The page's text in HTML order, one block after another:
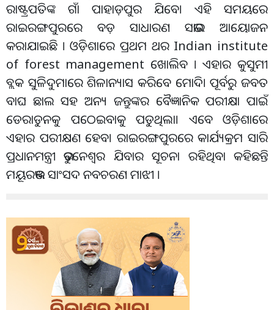
ରାଷ୍ଟ୍ରପତିଙ୍କ ଗାଁ ପାହାଡ଼ପୁର ଯିବେ। ଏହି ସମୟରେ
ରାଇରଙ୍ଗପୁରରେ ବଡ଼ ସାଧାରଣ ସଭାର ଆୟୋଜନ
କରାଯାଇଛି । ଓଡ଼ିଶାରେ ପ୍ରଥମ ଥର Indian institute
of forest management ଖୋଲିବ । ଏହାର କୁସୁମୀ
ବ୍ଲକ ସୁଳିଦୁମାରେ ଶିଳାନ୍ୟାସ କରିବେ ମୋଦି। ପୂର୍ବରୁ ଜବତ
ବାଘ ଛାଲ ସହ ଅନ୍ୟ ଜନ୍ତୁଙ୍କର ବୈଜ୍ଞାନିକ ପରୀକ୍ଷା ପାଇଁ
ଡେରାଡୁନକୁ ପଠେଇବାକୁ ପଡୁଥିଲା। ଏବେ ଓଡ଼ିଶାରେ
ଏହାର ପରୀକ୍ଷଣ ହେବ। ରାଇରଙ୍ଗପୁରରେ କାର୍ଯ୍ୟକ୍ରମ ସାରି
ପ୍ରଧାନମନ୍ତ୍ରୀ ଭୁବନେଶ୍ଵର ଯିବାର ସୂଚନା ରହିଥିବା କହିଛନ୍ତି
ମୟୂରଭଞ୍ଜ ସାଂସଦ ନବଚରଣ ମାଝୀ ।